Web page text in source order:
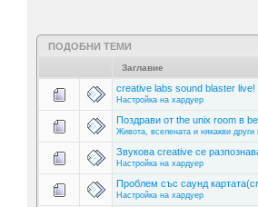
ПОДОБНИ ТЕМИ
Заглавие
creative labs sound blaster live!
Настройка на хардуер
Поздрави от the unix room в
Живота, вселената и някакви други
Звукова creative се
Настройка на хардуер
Проблем със саунд
Настройка на хардуер